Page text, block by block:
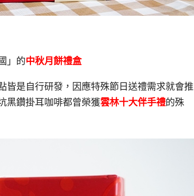
」的中秋月餅禮盒
皆是自行研發，因應特殊節日送禮需求就會推
黑鑽掛耳咖啡都曾榮獲雲林十大伴手禮的殊